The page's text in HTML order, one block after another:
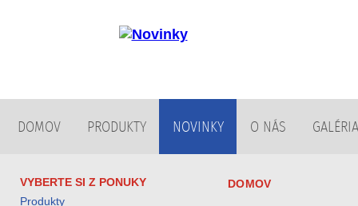
DOMOV PRODUKTY NOVINKY O NÁS
VYBERTE SI Z PONUKY
Produkty
DOMOV